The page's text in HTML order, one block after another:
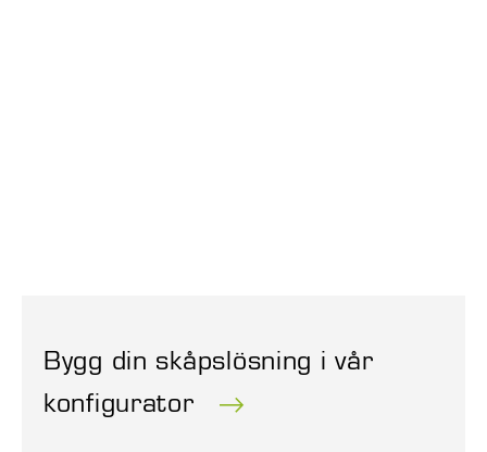
Bygg din skåpslösning i vår
konfigurator